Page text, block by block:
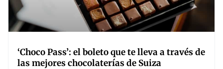
‘Choco Pass’: el boleto que te lleva a través de
las mejores chocolaterías de Suiza